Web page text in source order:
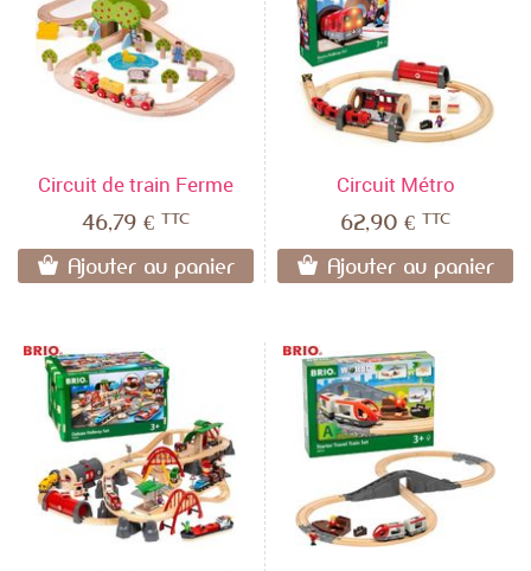
Circuit de train Ferme
46,79 € TTC
Ajouter au panier
Circuit Métro
62,90 € TTC
Ajouter au panier